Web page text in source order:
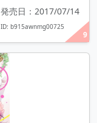
9
発売日：2017/07/14
ID: b915awnmg00725